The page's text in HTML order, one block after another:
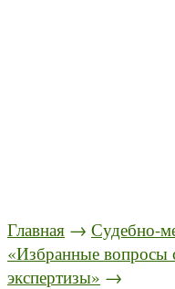
Главная → Судебно-
«Избранные вопросы
экспертизы» →